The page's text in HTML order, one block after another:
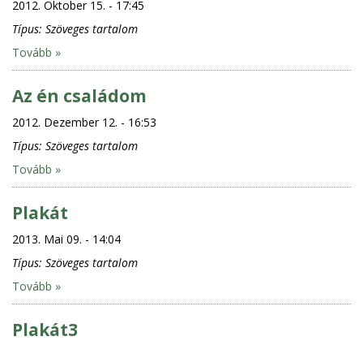
2012. Oktober 15. - 17:45
Típus: Szöveges tartalom
Tovább »
Az én családom
2012. Dezember 12. - 16:53
Típus: Szöveges tartalom
Tovább »
Plakát
2013. Mai 09. - 14:04
Típus: Szöveges tartalom
Tovább »
Plakát3